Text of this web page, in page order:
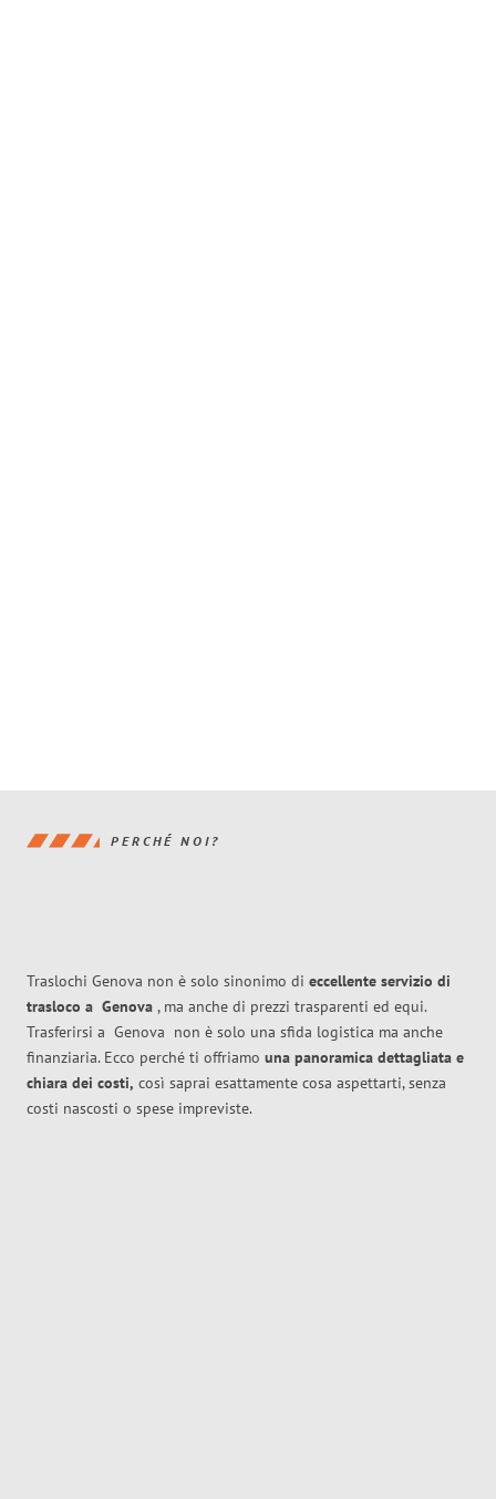
PERCHÉ NOI?
Traslochi Genova non è solo sinonimo di eccellente servizio di
trasloco a Genova , ma anche di prezzi trasparenti ed equi.
Trasferirsi a Genova non è solo una sfida logistica ma anche
finanziaria. Ecco perché ti offriamo una panoramica dettagliata e
chiara dei costi, così saprai esattamente cosa aspettarti, senza
costi nascosti o spese impreviste.